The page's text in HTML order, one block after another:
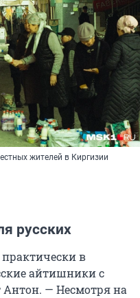
жителей в Киргизии
русских
в
айтишники с
— Несмотря на